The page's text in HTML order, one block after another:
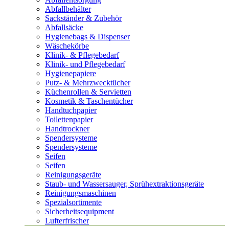
Abfallbehälter
Sackständer & Zubehör
Abfallsäcke
Hygienebags & Dispenser
Wäschekörbe
Klinik- & Pflegebedarf
Klinik- und Pflegebedarf
Hygienepapiere
Putz- & Mehrzwecktücher
Küchenrollen & Servietten
Kosmetik & Taschentücher
Handtuchpapier
Toilettenpapier
Handtrockner
Spendersysteme
Spendersysteme
Seifen
Seifen
Reinigungsgeräte
Staub- und Wassersauger, Sprühextraktionsgeräte
Reinigungsmaschinen
Spezialsortimente
Sicherheitsequipment
Lufterfrischer